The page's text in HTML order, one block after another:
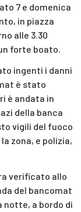
7 e domenica
in piazza
alle 3.30
forte boato.
ingenti i danni
è stato
è andata in
della banca
vigili del fuoco
zona, e polizia,
verificato allo
del bancomat
notte, a bordo di